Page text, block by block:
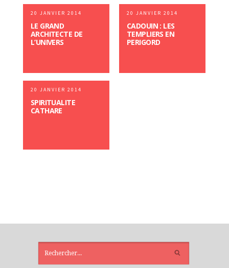
20 JANVIER 2014
LE GRAND
ARCHITECTE DE
L’UNIVERS
20 JANVIER 2014
CADOUIN : LES
TEMPLIERS EN
PERIGORD
20 JANVIER 2014
SPIRITUALITE
CATHARE